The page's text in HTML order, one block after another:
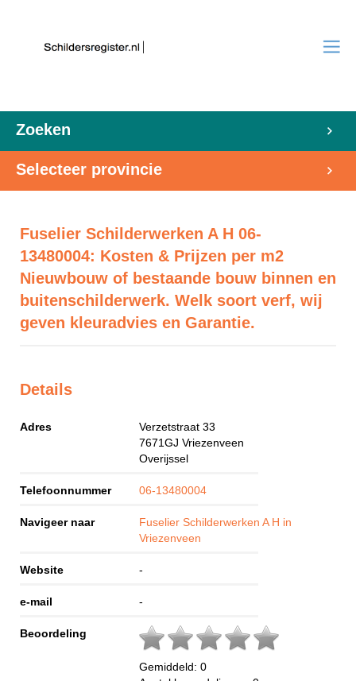
Zoeken
Selecteer provincie
Fuselier Schilderwerken A H 06-
13480004: Kosten & Prijzen per m2
Nieuwbouw of bestaande bouw binnen en
buitenschilderwerk. Welk soort verf, wij
geven kleuradvies en Garantie.
Details
Adres
Verzetstraat 33
7671GJ Vriezenveen
Overijssel
Telefoonnummer 06-13480004
Navigeer naar
Fuselier Schilderwerken A H in
Vriezenveen
Website -
e-mail -
Beoordeling
Gemiddeld: 0